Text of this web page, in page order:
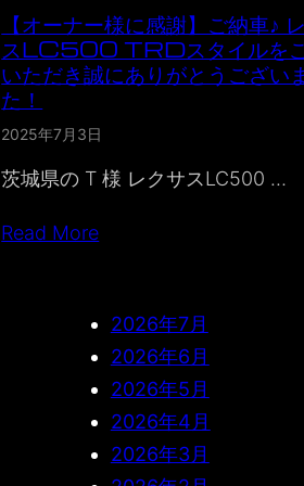
【オーナー様に感謝】ご納車♪
スLC500 TRDスタイルを
いただき誠にありがとうござい
た！
2025年7月3日
茨城県の T 様 レクサスLC500 …
Read More
2026年7月
2026年6月
2026年5月
2026年4月
2026年3月